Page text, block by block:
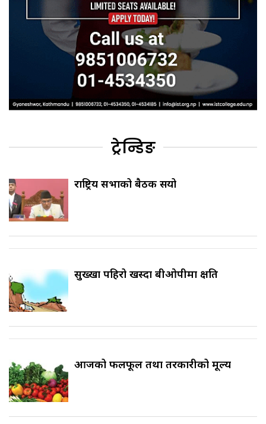
ट्रेन्डिङ
राष्ट्रिय सभाको बैठक सर्‍यो
सुख्खा पहिरो खस्दा बीओपीमा क्षति
आजको फलफूल तथा तरकारीको मूल्य